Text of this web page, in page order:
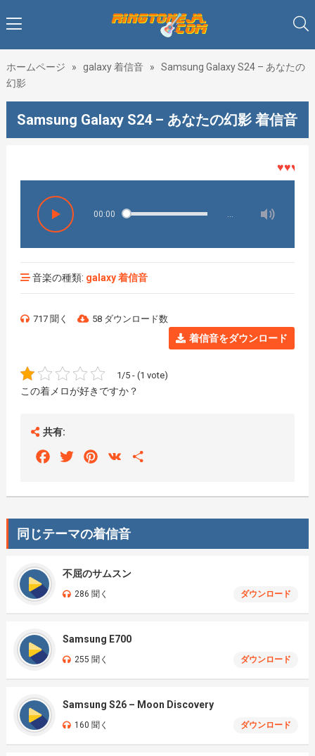
ホームページ » galaxy 着信音 »
Samsung Galaxy S24 – あなたの
幻影
Samsung Galaxy S24 – あなたの幻影 着信音
♥♥♥着メ
00:00
音楽の種類: galaxy 着信音
717 聞く 58 ダウンロード数
着信音をダウンロード
1/5 - (1 vote)
この着メロが好きですか？
共有:
FacebookTwitterPinterest
VK
同じテーマの着信音
不屈のサムスン
286 聞く ダウンロード
Samsung E700
255 聞く ダウンロード
Samsung S26 – Moon Discovery
160 聞く ダウンロード